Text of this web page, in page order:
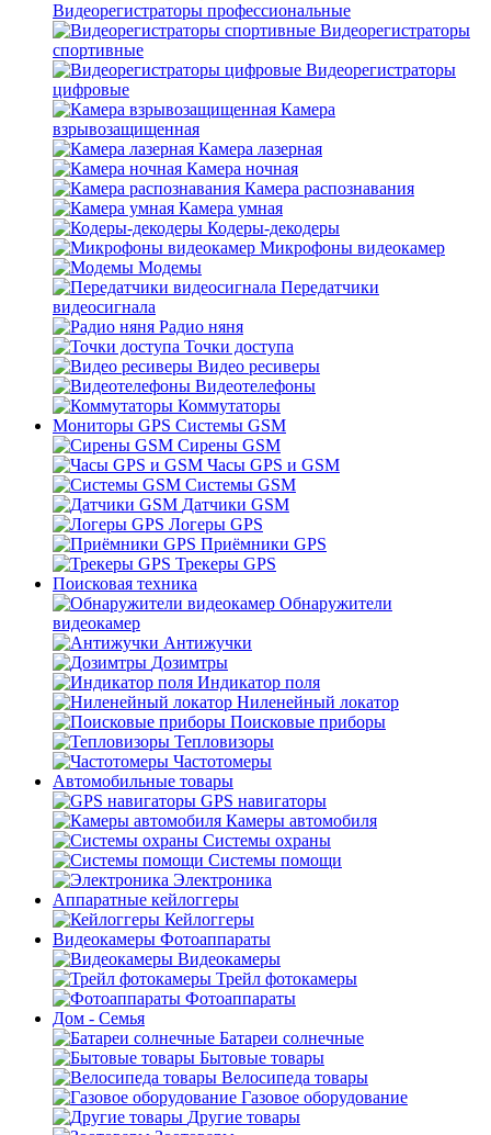
Видеорегистраторы профессиональные
Видеорегистраторы
спортивные
Видеорегистраторы
цифровые
Камера
взрывозащищенная
Камера лазерная
Камера ночная
Камера распознавания
Камера умная
Кодеры-декодеры
Микрофоны видеокамер
Модемы
Передатчики
видеосигнала
Радио няня
Точки доступа
Видео ресиверы
Видеотелефоны
Коммутаторы
Мониторы GPS Системы GSM
Сирены GSM
Часы GPS и GSM
Системы GSM
Датчики GSM
Логеры GPS
Приёмники GPS
Трекеры GPS
Поисковая техника
Обнаружители
видеокамер
Антижучки
Дозимтры
Индикатор поля
Ниленейный локатор
Поисковые приборы
Тепловизоры
Частотомеры
Автомобильные товары
GPS навигаторы
Камеры автомобиля
Системы охраны
Системы помощи
Электроника
Аппаратные кейлоггеры
Кейлоггеры
Видеокамеры Фотоаппараты
Видеокамеры
Трейл фотокамеры
Фотоаппараты
Дом - Семья
Батареи солнечные
Бытовые товары
Велосипеда товары
Газовое оборудование
Другие товары